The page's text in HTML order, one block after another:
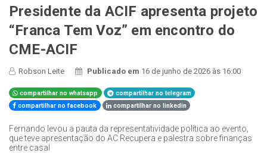
Presidente da ACIF apresenta projeto
“Franca Tem Voz” em encontro do
CME-ACIF
Robson Leite Publicado em 16 de junho de 2026 às 16:00
compartilhar no whatsapp
compartilhar no telegram
compartilhar no facebook
compartilhar no linkedin
Fernando levou a pauta da representatividade política ao evento,
que teve apresentação do AC Recupera e palestra sobre finanças
entre casal